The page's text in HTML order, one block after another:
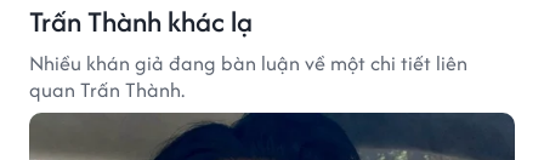
Trấn Thành khác lạ
Nhiều khán giả đang bàn luận về một chi tiết liên
quan Trấn Thành.